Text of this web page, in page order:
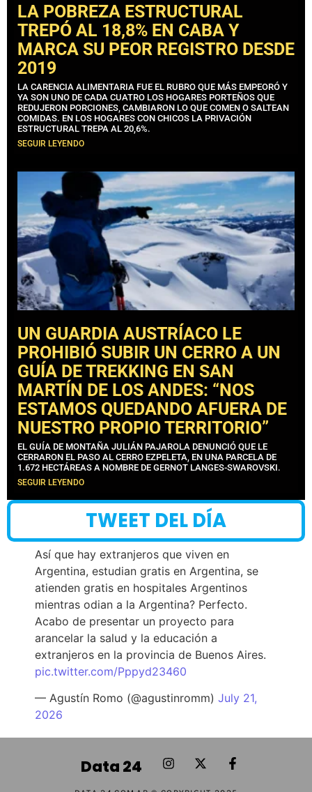
LA POBREZA ESTRUCTURAL
TREPÓ AL 18,8% EN CABA Y
MARCA SU PEOR REGISTRO DESDE
2019
LA CARENCIA ALIMENTARIA FUE EL RUBRO QUE MÁS EMPEORÓ Y
YA SON UNO DE CADA CUATRO LOS HOGARES PORTEÑOS QUE
REDUJERON PORCIONES, CAMBIARON LO QUE COMEN O SALTEAN
COMIDAS. EN LOS HOGARES CON CHICOS LA PRIVACIÓN
ESTRUCTURAL TREPA AL 20,6%.
SEGUIR LEYENDO
UN GUARDIA AUSTRÍACO LE
PROHIBIÓ SUBIR UN CERRO A UN
GUÍA DE TREKKING EN SAN
MARTÍN DE LOS ANDES: “NOS
ESTAMOS QUEDANDO AFUERA DE
NUESTRO PROPIO TERRITORIO”
EL GUÍA DE MONTAÑA JULIÁN PAJAROLA DENUNCIÓ QUE LE
CERRARON EL PASO AL CERRO EZPELETA, EN UNA PARCELA DE
1.672 HECTÁREAS A NOMBRE DE GERNOT LANGES-SWAROVSKI.
SEGUIR LEYENDO
TWEET DEL DÍA
Así que hay extranjeros que viven en
Argentina, estudian gratis en Argentina, se
atienden gratis en hospitales Argentinos
mientras odian a la Argentina? Perfecto.
Acabo de presentar un proyecto para
arancelar la salud y la educación a
extranjeros en la provincia de Buenos Aires.
pic.twitter.com/Pppyd23460
— Agustín Romo (@agustinromm) July 21,
2026
Data 24